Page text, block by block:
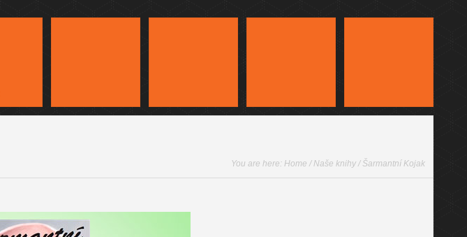
You are here: Home /Naše knihy / Šarmantní Kojak